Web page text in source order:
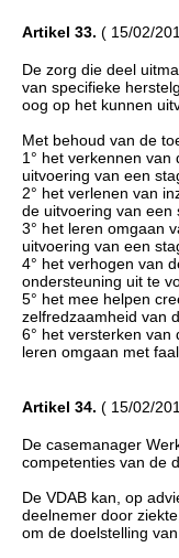
Artikel 33. ( 15/02/
De zorg die deel
van specifieke
oog op het kunnen
Met behoud van de
1° het verkennen
uitvoering van een
2° het verlenen van
de uitvoering van een
3° het leren omgaan
uitvoering van een
4° het verhogen van
ondersteuning uit te
5° het mee helpen
zelfredzaamheid van
6° het versterken van
leren omgaan met
Artikel 34. ( 15/02/
De casemanager
competenties van de
De VDAB kan, op
deelnemer door
om de doelstelling